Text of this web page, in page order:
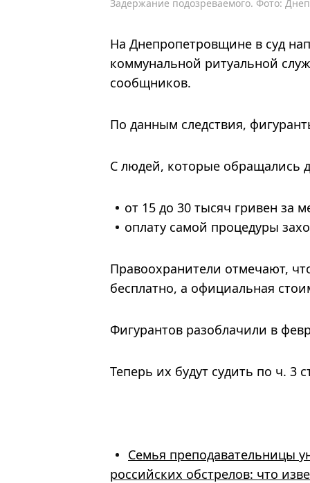
Задержание подозреваемого. Фото:
На Днепропетровщине в суд
коммунальной ритуальной
сообщников.
По данным следствия,
С людей, которые обращались
от 15 до 30 тысяч гривен за
оплату самой процедуры
Правоохранители отмечают,
бесплатно, а официальная
Фигурантов разоблачили в
Теперь их будут судить по ч. 3
Семья преподавательницы
российских обстрелов: что